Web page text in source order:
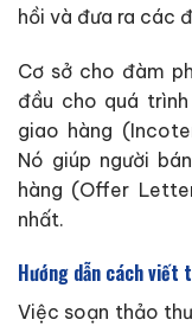
hồi và đưa ra các
Cơ sở cho đàm
đầu cho quá
giao hàng
Nó giúp người
hàng (Offer
nhất.
Hướng dẫn cách viết
Việc soạn thảo